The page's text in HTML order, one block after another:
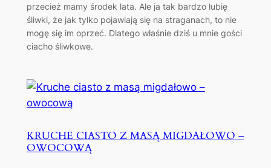
przecież mamy środek lata. Ale ja tak bardzo lubię
śliwki, że jak tylko pojawiają się na straganach, to nie
mogę się im oprzeć. Dlatego właśnie dziś u mnie gości
ciacho śliwkowe.
KRUCHE CIASTO Z MASĄ MIGDAŁOWO –
OWOCOWĄ